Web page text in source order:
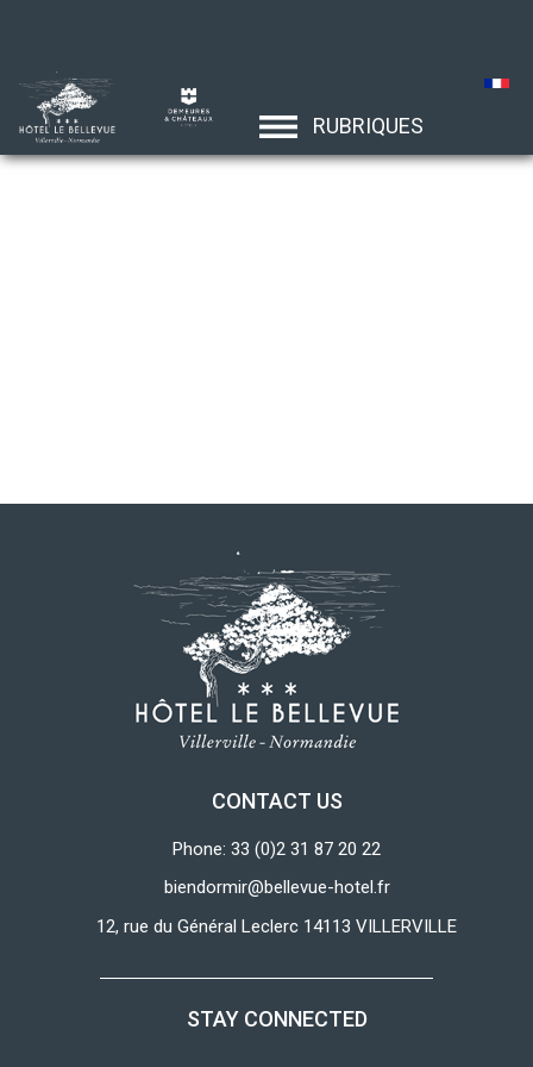
RUBRIQUES
CONTACT US
Phone: 33 (0)2 31 87 20 22
biendormir@bellevue-hotel.fr
12, rue du Général Leclerc 14113 VILLERVILLE
STAY CONNECTED